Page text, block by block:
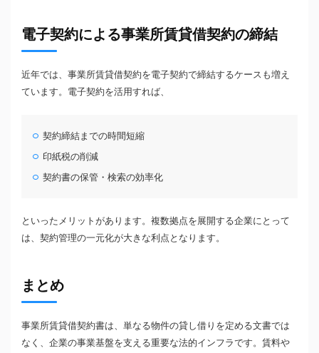
電子契約による事業所賃貸借契約の締結
近年では、事業所賃貸借契約を電子契約で締結するケースも増え
ています。電子契約を活用すれば、
契約締結までの時間短縮
印紙税の削減
契約書の保管・検索の効率化
といったメリットがあります。複数拠点を展開する企業にとって
は、契約管理の一元化が大きな利点となります。
まとめ
事業所賃貸借契約書は、単なる物件の貸し借りを定める文書では
なく、企業の事業基盤を支える重要な法的インフラです。賃料や